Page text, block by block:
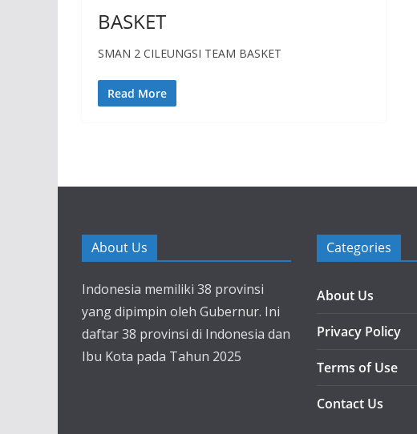
BASKET
SMAN 2 CILEUNGSI TEAM BASKET
Read More
About Us
Indonesia memiliki 38 provinsi
yang dipimpin oleh Gubernur. Ini
daftar 38 provinsi di Indonesia dan
Ibu Kota pada Tahun 2025
Categories
About Us
Privacy Policy
Terms of Use
Contact Us